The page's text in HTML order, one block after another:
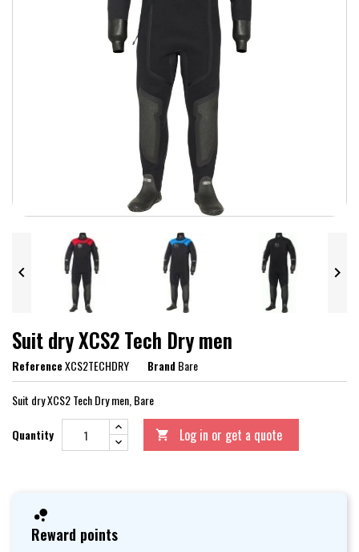
 
Suit dry XCS2 Tech Dry men
ReferenceXCS2TECHDRY BrandBare
Suit dry XCS2 Tech Dry men, Bare
Quantity  Log in or get a quote
Reward points